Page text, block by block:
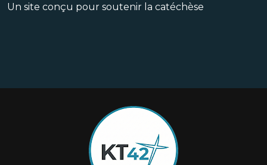
Un site conçu pour soutenir la catéchèse